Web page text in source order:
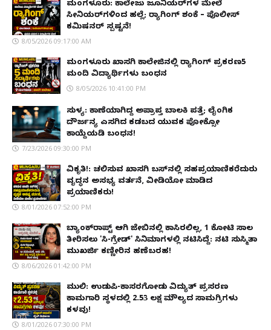
ಮಂಗಳೂರು: ಕಾಲೇಜು ಜೂನಿಯರ್‌ಗಳ ಮೇಲೆ
ಸೀನಿಯರ್‌ಗಳಿಂದ ಹಲ್ಲೆ; ರ‌್ಯಾಗಿಂಗ್ ಶಂಕೆ – ಪೊಲೀಸ್
ಕಮಿಷನರ್ ಸ್ಪಷ್ಟನೆ!
8/05/2026 09:17:00 AM
ಮಂಗಳೂರು ಖಾಸಗಿ ಕಾಲೇಜಿನಲ್ಲಿ ರ‌್ಯಾಗಿಂಗ್ ಪ್ರಕರಣ5
ಮಂದಿ ವಿದ್ಯಾರ್ಥಿಗಳು ಬಂಧನ
8/05/2026 10:41:00 PM
ಸುಳ್ಯ: ಕಾಣೆಯಾಗಿದ್ದ ಅಪ್ರಾಪ್ತ ಬಾಲಕಿ ಪತ್ತೆ; ಲೈಂಗಿಕ
ದೌರ್ಜನ್ಯ ಎಸಗಿದ ಕಡಬದ ಯುವಕ ಪೋಕ್ಸೋ
ಕಾಯ್ದೆಯಡಿ ಬಂಧನ!
7/23/2026 09:30:00 PM
ವಿಕೃತಿ!: ಚಲಿಸುವ ಖಾಸಗಿ ಬಸ್‌ನಲ್ಲಿ ಸಹಪ್ರಯಾಣಿಕರೆದುರು
ವೃದ್ಧನ ಅಸಭ್ಯ ವರ್ತನೆ, ವೀಡಿಯೋ ಮಾಡಿದ
ಪ್ರಯಾಣಿಕರು!
8/01/2026 07:52:00 PM
ಬ್ಯಾಂಕ್‌ರಾಪ್ಟ್‌ ಆಗಿ ಜೇಬಿನಲ್ಲಿ ಕಾಸಿರಲಿಲ್ಲ, ₹1 ಕೋಟಿ ಸಾಲ
ತೀರಿಸಲು 'ಸಿ-ಗ್ರೇಡ್' ಸಿನಿಮಾಗಳಲ್ಲಿ ನಟಿಸಿದ್ದೆ: ನಟಿ ಸುಸ್ಮಿತಾ
ಮುಖರ್ಜಿ ಕಣ್ಣೀರಿನ ಹಣೆಬರಹ!
8/06/2026 01:42:00 PM
ಮುಲ್ಕಿ: ಉಡುಪಿ-ಕಾಸರಗೋಡು ವಿದ್ಯುತ್ ಪ್ರಸರಣ
ಕಾಮಗಾರಿ ಸ್ಥಳದಲ್ಲಿ ₹2.53 ಲಕ್ಷ ಮೌಲ್ಯದ ಸಾಮಗ್ರಿಗಳು
ಕಳವು!
8/01/2026 07:30:00 PM